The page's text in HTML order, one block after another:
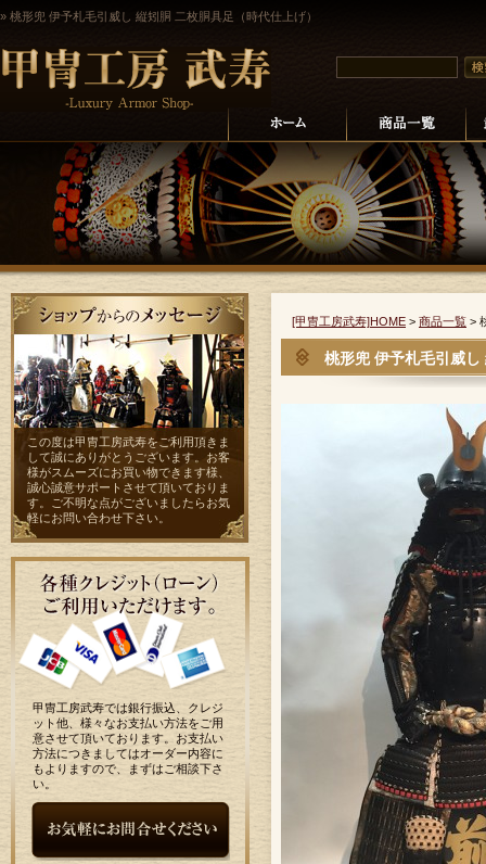
» 桃形兜 伊予札毛引威し 縦矧胴 二枚胴具足（時代仕上げ）
[甲冑工房武寿]HOME > 商品一覧 >
桃形兜 伊予札毛引威
この度は甲冑工房武寿をご利用頂きま
して誠にありがとうございます。お客
様がスムーズにお買い物できます様、
誠心誠意サポートさせて頂いておりま
す。ご不明な点がございましたらお気
軽にお問い合わせ下さい。
甲冑工房武寿では銀行振込、クレジ
ット他、様々なお支払い方法をご用
意させて頂いております。お支払い
方法につきましてはオーダー内容に
もよりますので、まずはご相談下さ
い。